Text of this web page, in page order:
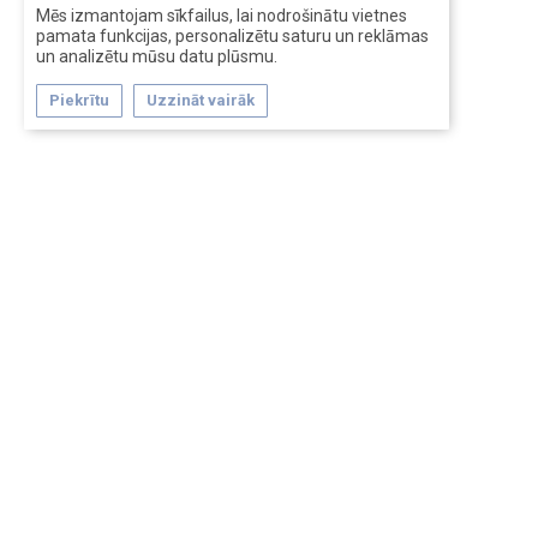
Mēs izmantojam sīkfailus, lai nodrošinātu vietnes
pamata funkcijas, personalizētu saturu un reklāmas
un analizētu mūsu datu plūsmu.
Piekrītu Uzzināt vairāk